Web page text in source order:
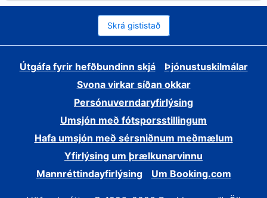
Skrá gististað
Útgáfa fyrir hefðbundinn skjá
Þjónustuskilmálar
Svona virkar síðan okkar
Persónuverndaryfirlýsing
Umsjón með fótsporsstillingum
Hafa umsjón með sérsniðnum meðmælum
Yfirlýsing um þrælkunarvinnu
Mannréttindayfirlýsing
Um Booking.com